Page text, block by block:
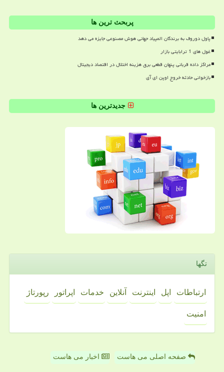
پربحث ترین ها
پاول دوروف به برندگان المپیاد جهانی هوش مصنوعی جایزه می دهد
غول های 1 ترابایتی بازار
مراکز داده قربانی پنهان قطعی برق هزینه اختلال در اقتصاد دیجیتال
بازخوانی حادثه خروج اوپن ای آی
جدیدترین ها
تگها
ارتباطات اپل اینترنت آنلاین خدمات اپراتور رپورتاژ
امنیت
صفحه اصلی می هاست اخبار می هاست